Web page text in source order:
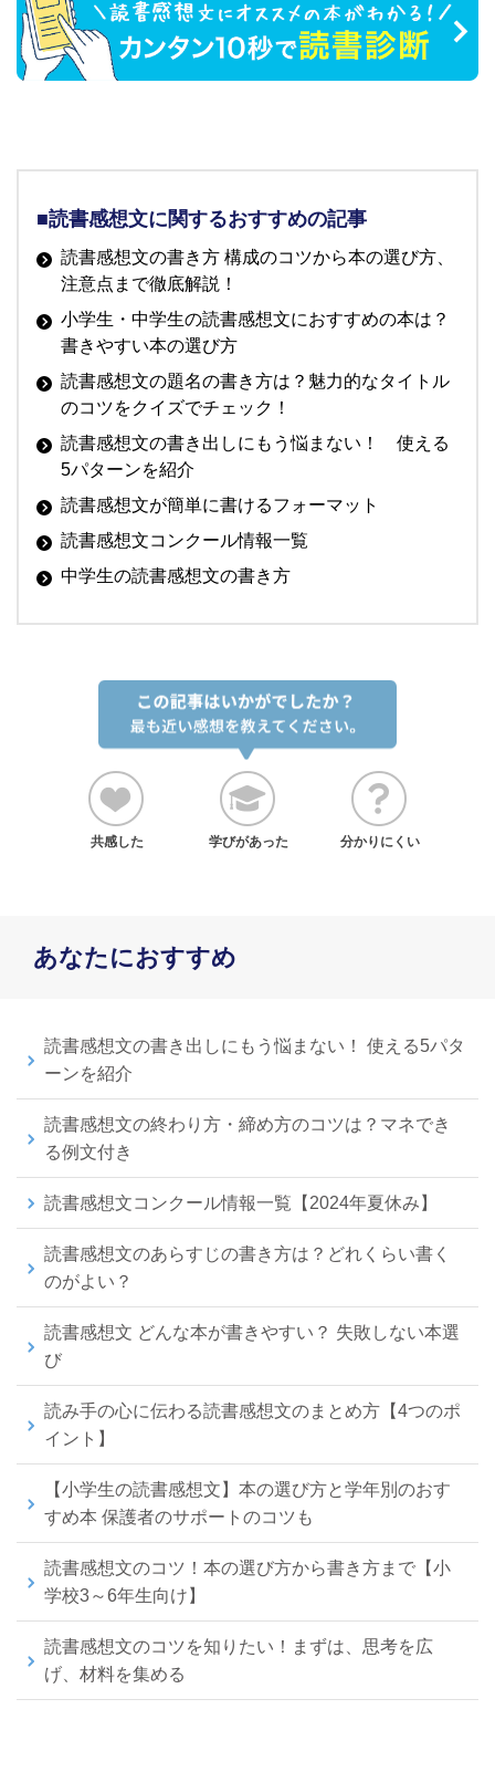
■読書感想文に関するおすすめの記事
読書感想文の書き方 構成のコツから本の選び方、
注意点まで徹底解説！
小学生・中学生の読書感想文におすすめの本は？
書きやすい本の選び方
読書感想文の題名の書き方は？魅力的なタイトル
のコツをクイズでチェック！
読書感想文の書き出しにもう悩まない！ 使える
5パターンを紹介
読書感想文が簡単に書けるフォーマット
読書感想文コンクール情報一覧
中学生の読書感想文の書き方
共感した 学びがあった 分かりにくい
あなたにおすすめ
読書感想文の書き出しにもう悩まない！ 使える5パタ
ーンを紹介
読書感想文の終わり方・締め方のコツは？マネでき
る例文付き
読書感想文コンクール情報一覧【2024年夏休み】
読書感想文のあらすじの書き方は？どれくらい書く
のがよい？
読書感想文 どんな本が書きやすい？ 失敗しない本選
び
読み手の心に伝わる読書感想文のまとめ方【4つのポ
イント】
【小学生の読書感想文】本の選び方と学年別のおす
すめ本 保護者のサポートのコツも
読書感想文のコツ！本の選び方から書き方まで【小
学校3～6年生向け】
読書感想文のコツを知りたい！まずは、思考を広
げ、材料を集める